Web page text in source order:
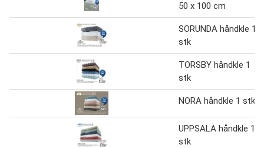
50 x 100 cm
SORUNDA håndkle 1
stk
TORSBY håndkle 1
stk
NORA håndkle 1 stk
UPPSALA håndkle 1
stk